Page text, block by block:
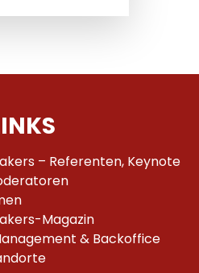
– Referenten, Keynote
Magazin
& Backoffice